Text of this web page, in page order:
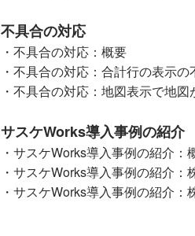
不具合の対応
・不具合の対応：概要
・不具合の対応：合計行の表示の
・不具合の対応：地図表示で地
サスケWorks導入事例の紹介
・サスケWorks導入事例の紹介：
・サスケWorks導入事例の紹介：
・サスケWorks導入事例の紹介：